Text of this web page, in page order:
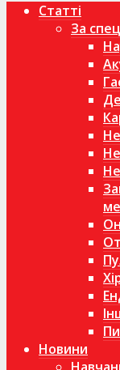
Статті
За
Новини